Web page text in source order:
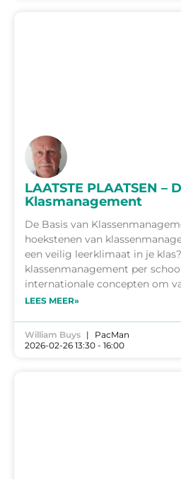
LAATSTE PLAATSEN –
Klasmanagement
De Basis van
hoekstenen van
een veilig leerklimaat in je
klassenmanagement per
internationale concepten om
LEES MEER»
William Buys
PacMan
2026-02-26 13:30 - 16:00